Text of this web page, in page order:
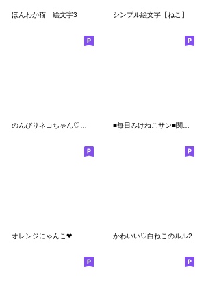
ほんわか猫 絵文字3 シンプル絵文字【ねこ】
オレンジにゃんこ❤ かわいい♡白ねこのルル2